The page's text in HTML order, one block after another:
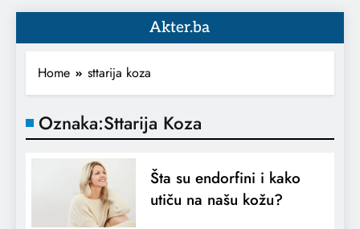
Akter.ba
Home sttarija koza
Oznaka:Sttarija Koza
Šta su endorfini i kako
utiču na našu kožu?